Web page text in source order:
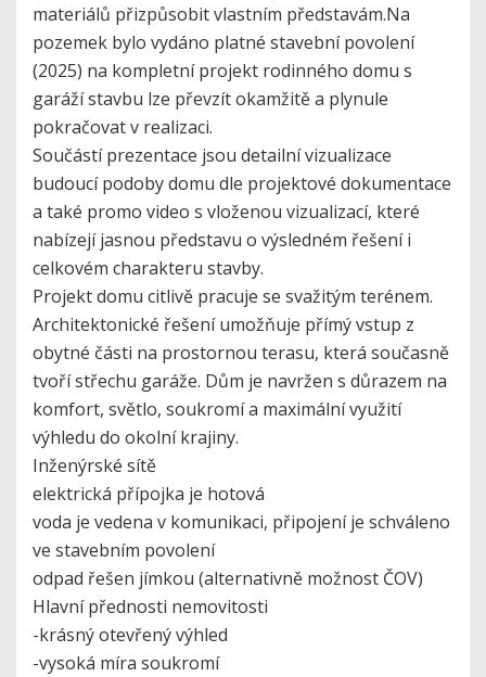
materiálů přizpůsobit vlastním představám.Na
pozemek bylo vydáno platné stavební povolení
(2025) na kompletní projekt rodinného domu s
garáží stavbu lze převzít okamžitě a plynule
pokračovat v realizaci.
Součástí prezentace jsou detailní vizualizace
budoucí podoby domu dle projektové dokumentace
a také promo video s vloženou vizualizací, které
nabízejí jasnou představu o výsledném řešení i
celkovém charakteru stavby.
Projekt domu citlivě pracuje se svažitým terénem.
Architektonické řešení umožňuje přímý vstup z
obytné části na prostornou terasu, která současně
tvoří střechu garáže. Dům je navržen s důrazem na
komfort, světlo, soukromí a maximální využití
výhledu do okolní krajiny.
Inženýrské sítě
elektrická přípojka je hotová
voda je vedena v komunikaci, připojení je schváleno
ve stavebním povolení
odpad řešen jímkou (alternativně možnost ČOV)
Hlavní přednosti nemovitosti
-krásný otevřený výhled
-vysoká míra soukromí